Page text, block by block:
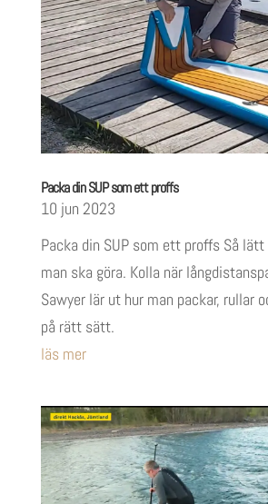
Packa din SUP som ett proffs
10 jun 2023
Packa din SUP som ett proffs Så
man ska göra. Kolla när
Sawyer lär ut hur man packar, rullar
på rätt sätt.
läs mer